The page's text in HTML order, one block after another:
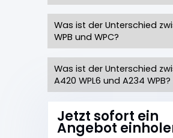
Was ist der Unterschied
WPB und WPC?
Was ist der Unterschied
A420 WPL6 und A234 WPB?
Jetzt sofort ein
Angebot